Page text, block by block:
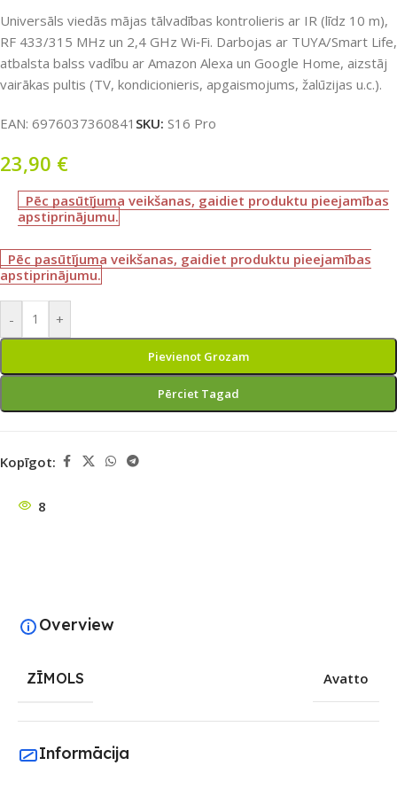
Universāls viedās mājas tālvadības kontrolieris ar IR (līdz 10 m),
RF 433/315 MHz un 2,4 GHz Wi‑Fi. Darbojas ar TUYA/Smart Life,
atbalsta balss vadību ar Amazon Alexa un Google Home, aizstāj
vairākas pultis (TV, kondicionieris, apgaismojums, žalūzijas u.c.).
EAN: 6976037360841 SKU: S16 Pro
23,90 €
Pēc pasūtījuma veikšanas, gaidiet produktu pieejamības
apstiprinājumu.
Pēc pasūtījuma veikšanas, gaidiet produktu pieejamības
apstiprinājumu.
- +
Pievienot Grozam
Pērciet Tagad
Kopīgot:
8
Overview
ZĪMOLS Avatto
Informācija